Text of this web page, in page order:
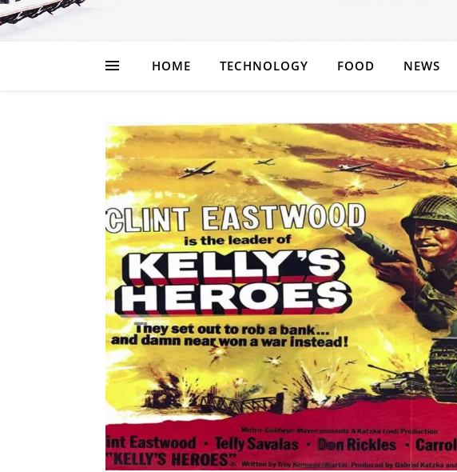
HOME TECHNOLOGY FOOD NEWS